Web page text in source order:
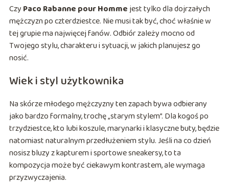
Czy Paco Rabanne pour Hommejest tylko dla dojrzałych
mężczyzn po czterdziestce. Nie musi tak być, choć właśnie w
tej grupie ma najwięcej fanów. Odbiór zależy mocno od
Twojego stylu, charakteru i sytuacji, w jakich planujesz go
nosić.
Wiek i styl użytkownika
Na skórze młodego mężczyzny ten zapach bywa odbierany
jako bardzo formalny, trochę „starym stylem”. Dla kogoś po
trzydziestce, kto lubi koszule, marynarki i klasyczne buty, będzie
natomiast naturalnym przedłużeniem stylu. Jeśli na co dzień
nosisz bluzy z kapturem i sportowe sneakersy, to ta
kompozycja może być ciekawym kontrastem, ale wymaga
przyzwyczajenia.